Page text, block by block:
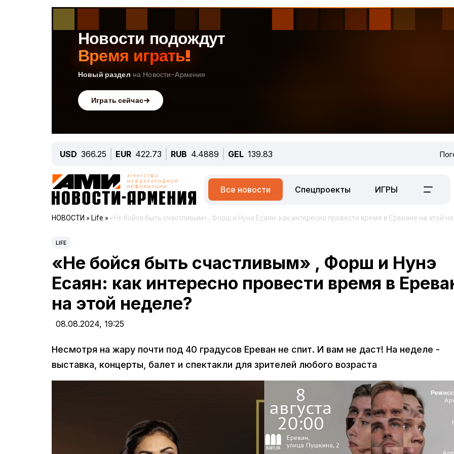
USD 366.25 EUR 422.73 RUB 4.4889 GEL 139.83
Все новости Спецпроекты ИГРЫ
НОВОСТИ » Life » «Не бойся быть счастливым» , Форш и Нунэ Есаян: как интересно провести время в Ереване на этой
LIFE
«Не бойся быть счастливым» , Форш и Нунэ
Есаян: как интересно провести время в
на этой неделе?
08.08.2024, 19:25
Несмотря на жару почти под 40 градусов Ереван не спит. И вам не даст! На неделе -
выставка, концерты, балет и спектакли для зрителей любого возраста